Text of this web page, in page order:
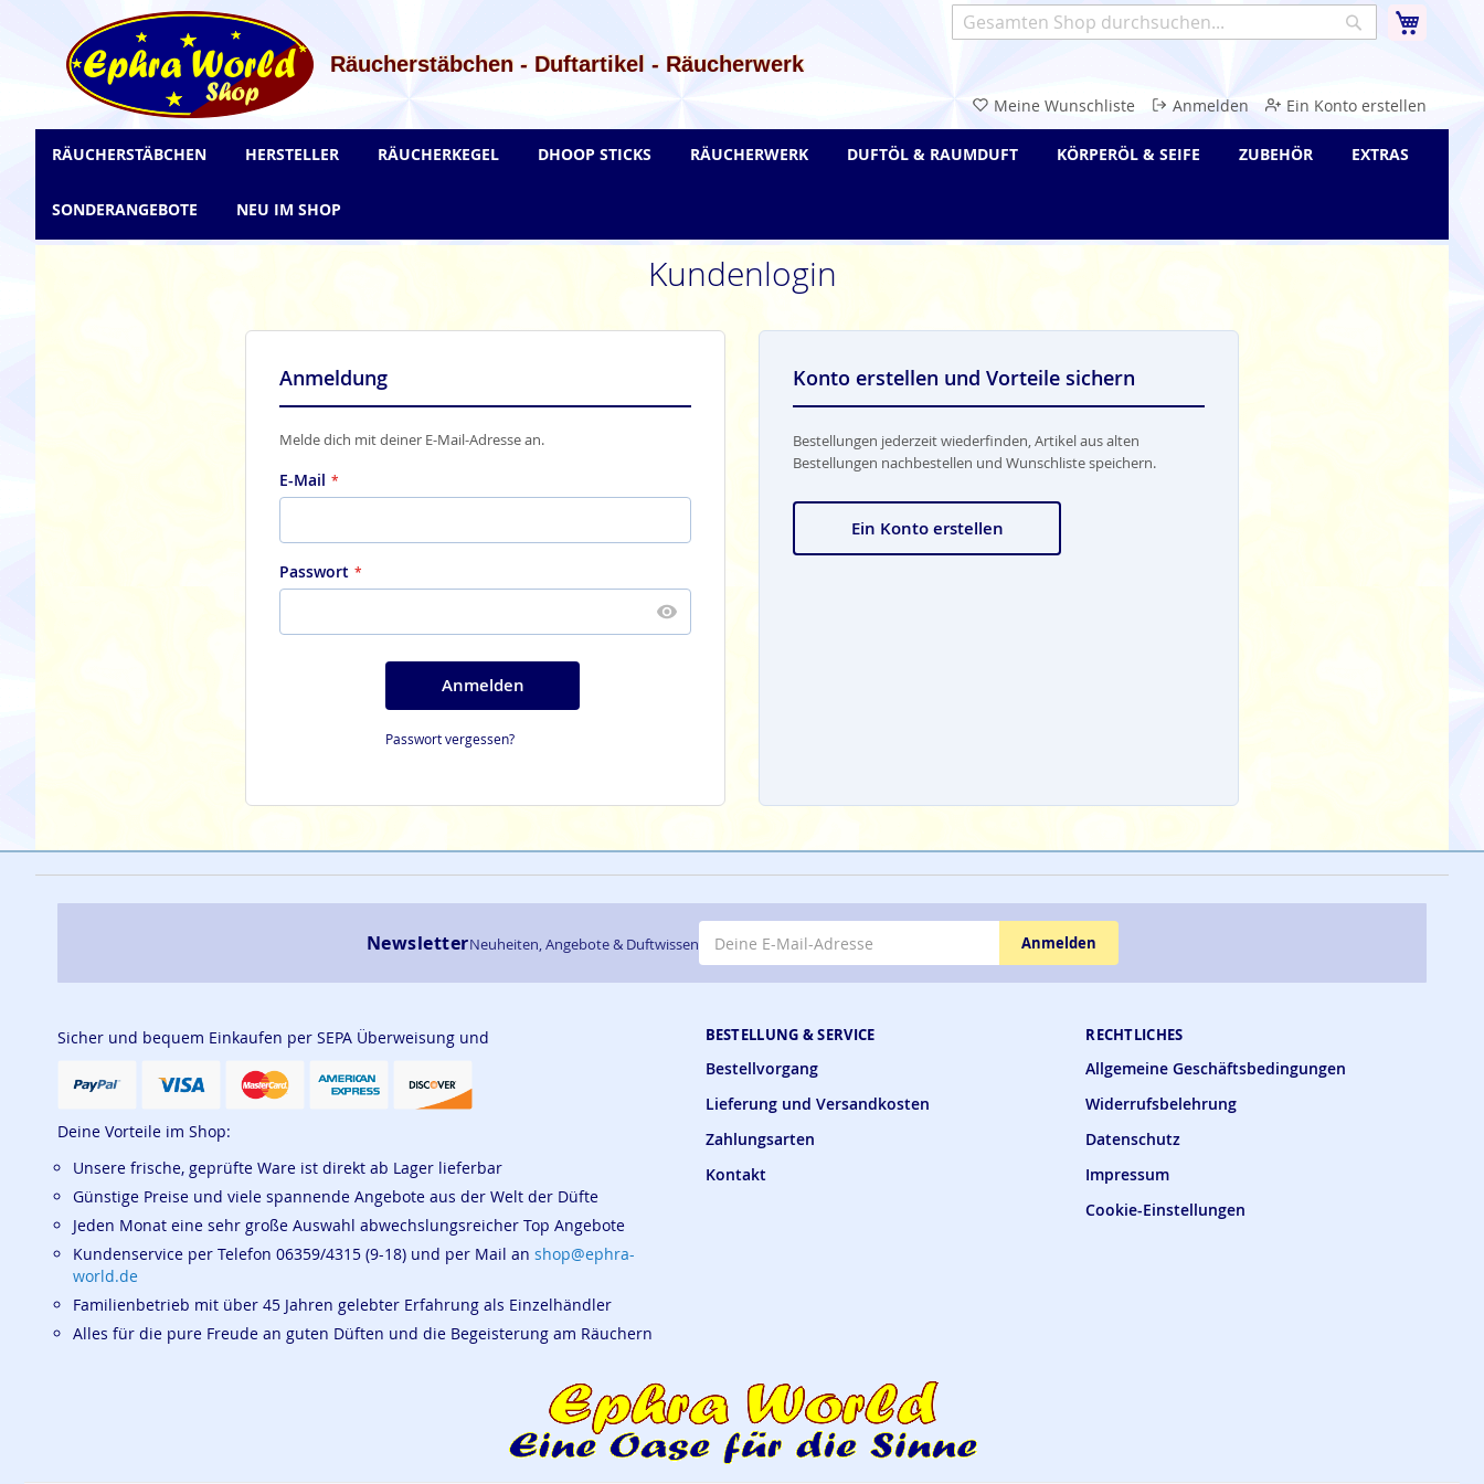
Suche
Räucherstäbchen - Duftartikel - Räucherwerk
Meine Wunschliste Anmelden Ein Konto erstellen
Inhalt
springen
Kundenlogin
Anmeldung
Melde dich mit deiner E-Mail-Adresse an.
E-Mail
Passwort
Anmelden
Passwort vergessen?
Konto erstellen und Vorteile sichern
Bestellungen jederzeit wiederfinden, Artikel aus alten
Bestellungen nachbestellen und Wunschliste speichern.
Ein Konto erstellen
RÄUCHERSTÄBCHEN HERSTELLER RÄUCHERKEGEL DHOOP STICKS RÄUCHERWERK DUFTÖL & RAUMDUFT KÖRPERÖL & SEIFE ZUBEHÖR EXTRAS
SONDERANGEBOTE NEU IM SHOP
BESTELLUNG & SERVICE
Bestellvorgang
Lieferung und Versandkosten
Zahlungsarten
Kontakt
RECHTLICHES
Allgemeine Geschäftsbedingungen
Widerrufsbelehrung
Datenschutz
Impressum
Cookie-Einstellungen
NewsletterNeuheiten, Angebote & Duftwissen
E-Mail-Adresse
Anmelden
Sicher und bequem Einkaufen per SEPA Überweisung und
Deine Vorteile im Shop:
Unsere frische, geprüfte Ware ist direkt ab Lager lieferbar
Günstige Preise und viele spannende Angebote aus der Welt der Düfte
Jeden Monat eine sehr große Auswahl abwechslungsreicher Top Angebote
Kundenservice per Telefon 06359/4315 (9-18) und per Mail an shop@ephra-
world.de
Familienbetrieb mit über 45 Jahren gelebter Erfahrung als Einzelhändler
Alles für die pure Freude an guten Düften und die Begeisterung am Räuchern